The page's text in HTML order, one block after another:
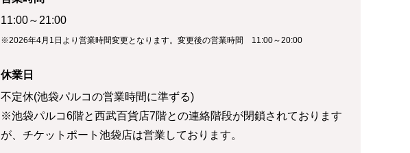
11:00～21:00
※2026年4月1日より営業時間変更となります。変更後の営業時間 11:00～20:00
休業日
不定休(池袋パルコの営業時間に準ずる)
※池袋パルコ6階と西武百貨店7階との連絡階段が閉鎖されております
が、チケットポート池袋店は営業しております。